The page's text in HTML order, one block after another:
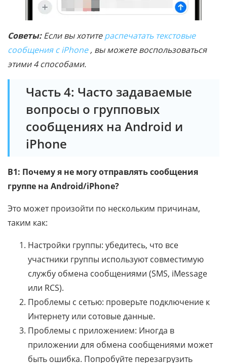
Советы:Если вы хотитераспечатать текстовые
сообщения с iPhone, вы можете воспользоваться
этими 4 способами.
Часть 4: Часто задаваемые
вопросы о групповых
сообщениях на Android и
iPhone
В1: Почему я не могу отправлять сообщения
группе на Android/iPhone?
Это может произойти по нескольким причинам,
таким как:
Настройки группы: убедитесь, что все
участники группы используют совместимую
службу обмена сообщениями (SMS, iMessage
или RCS).
Проблемы с сетью: проверьте подключение к
Интернету или сотовые данные.
Проблемы с приложением: Иногда в
приложении для обмена сообщениями может
быть ошибка. Попробуйте перезагрузить